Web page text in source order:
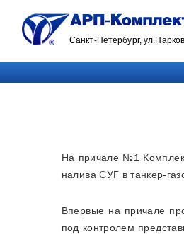
Санкт-Петербург,
На причале №1
налива СУГ в танкер-
Впервые на причале
под контролем